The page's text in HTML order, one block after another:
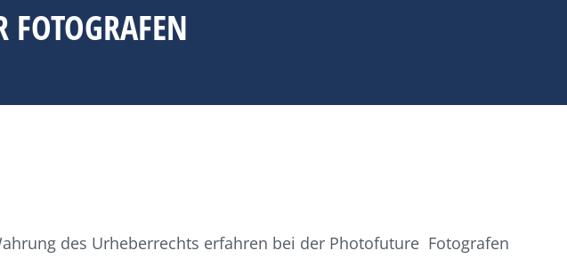
des Urheberrechts erfahren bei der Photofuture Fotografen